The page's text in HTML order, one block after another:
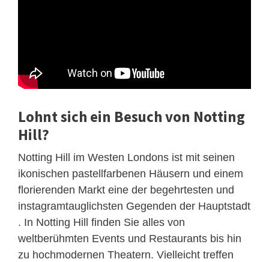
Lohnt sich ein Besuch von Notting
Hill?
Notting Hill im Westen Londons ist mit seinen
ikonischen pastellfarbenen Häusern und einem
florierenden Markt eine der begehrtesten und
instagramtauglichsten Gegenden der Hauptstadt
. In Notting Hill finden Sie alles von
weltberühmten Events und Restaurants bis hin
zu hochmodernen Theatern. Vielleicht treffen